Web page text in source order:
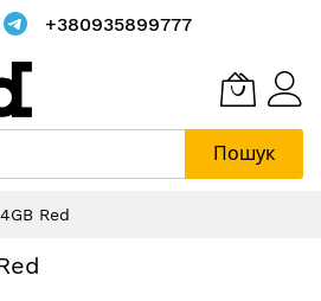
+380935899777
Пошук
Red